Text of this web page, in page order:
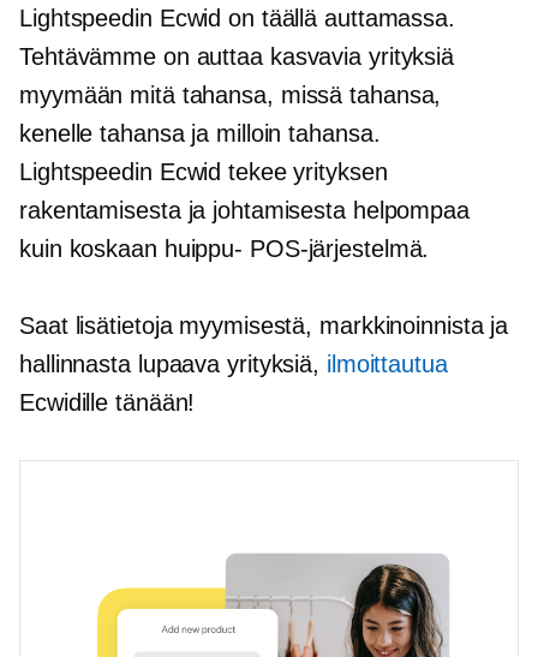
Lightspeedin Ecwid on täällä auttamassa.
Tehtävämme on auttaa kasvavia yrityksiä
myymään mitä tahansa, missä tahansa,
kenelle tahansa ja milloin tahansa.
Lightspeedin Ecwid tekee yrityksen
rakentamisesta ja johtamisesta helpompaa
kuin koskaan huippu- POS-järjestelmä.
Saat lisätietoja myymisestä, markkinoinnista ja
hallinnasta lupaava yrityksiä, ilmoittautua
Ecwidille tänään!